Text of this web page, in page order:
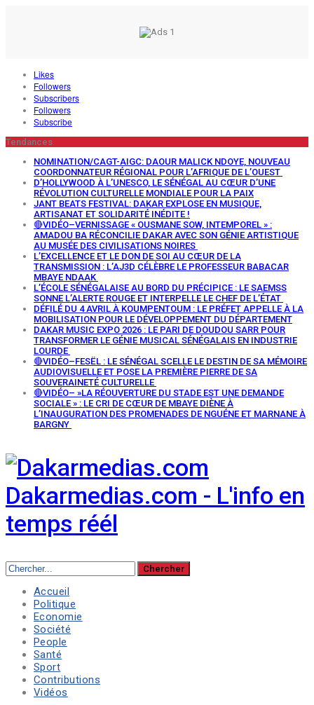
Likes
Followers
Subscribers
Followers
Subscribe
Tendances
NOMINATION/CAGT-AIGC: DAOUR MALICK NDOYE, NOUVEAU
COORDONNATEUR RÉGIONAL POUR L’AFRIQUE DE L’OUEST
D’HOLLYWOOD À L’UNESCO, LE SÉNÉGAL AU CŒUR D’UNE
RÉVOLUTION CULTURELLE MONDIALE POUR LA PAIX
JANT BEATS FESTIVAL: DAKAR EXPLOSE EN MUSIQUE,
ARTISANAT ET SOLIDARITÉ INÉDITE !
🔴VIDÉO–VERNISSAGE « OUSMANE SOW, INTEMPOREL » :
AMADOU BA RÉCONCILIE DAKAR AVEC SON GÉNIE ARTISTIQUE
AU MUSÉE DES CIVILISATIONS NOIRES
L’EXCELLENCE ET LE DON DE SOI AU CŒUR DE LA
TRANSMISSION : L’AJ3D CÉLÈBRE LE PROFESSEUR BABACAR
MBAYE NDAAK
L’ÉCOLE SÉNÉGALAISE AU BORD DU PRÉCIPICE : LE SAEMSS
SONNE L’ALERTE ROUGE ET INTERPELLE LE CHEF DE L’ÉTAT
DÉFILÉ DU 4 AVRIL À KOUMPENTOUM : LE PRÉFET APPELLE À LA
MOBILISATION POUR LE DÉVELOPPEMENT DU DÉPARTEMENT
DAKAR MUSIC EXPO 2026 : LE PARI DE DOUDOU SARR POUR
TRANSFORMER LE GÉNIE MUSICAL SÉNÉGALAIS EN INDUSTRIE
LOURDE
🔴VIDÉO–FESËL : LE SÉNÉGAL SCELLE LE DESTIN DE SA MÉMOIRE
AUDIOVISUELLE ET POSE LA PREMIÈRE PIERRE DE SA
SOUVERAINETÉ CULTURELLE
🔴VIDÉO– »LA RÉOUVERTURE DU STADE EST UNE DEMANDE
SOCIALE » : LE CRI DE CŒUR DE MBAYE DIÈNE À
L’INAUGURATION DES PROMENADES DE NGUÉNE ET MARNANE À
BARGNY
Dakarmedias.com - L'info en
temps réél
Accueil
Politique
Economie
Société
People
Santé
Sport
Contributions
Vidéos